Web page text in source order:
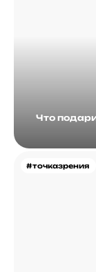
Что
#точказрения